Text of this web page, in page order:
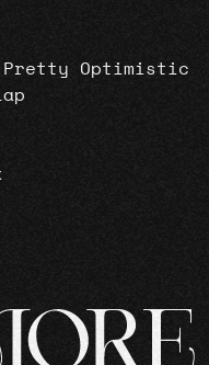
Pretty Optimistic